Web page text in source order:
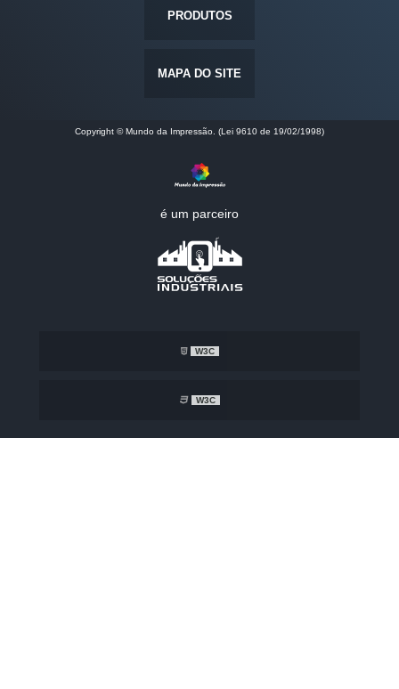
PRODUTOS
MAPA DO SITE
Copyright © Mundo da Impressão. (Lei 9610 de 19/02/1998)
é um parceiro
W3C
W3C